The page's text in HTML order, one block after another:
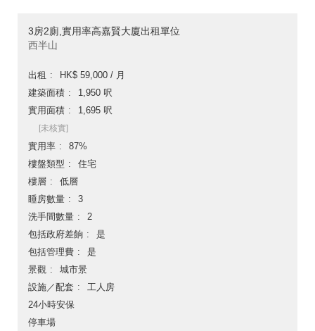
3房2廁,實用率高嘉賢大廈出租單位
西半山
出租
HK$ 59,000 / 月
建築面積
1,950 呎
實用面積
1,695 呎
[未核實]
實用率
87%
樓盤類型
住宅
樓層
低層
睡房數量
3
洗手間數量
2
包括政府差餉
是
包括管理費
是
景觀
城市景
設施／配套
工人房
24小時安保
停車場